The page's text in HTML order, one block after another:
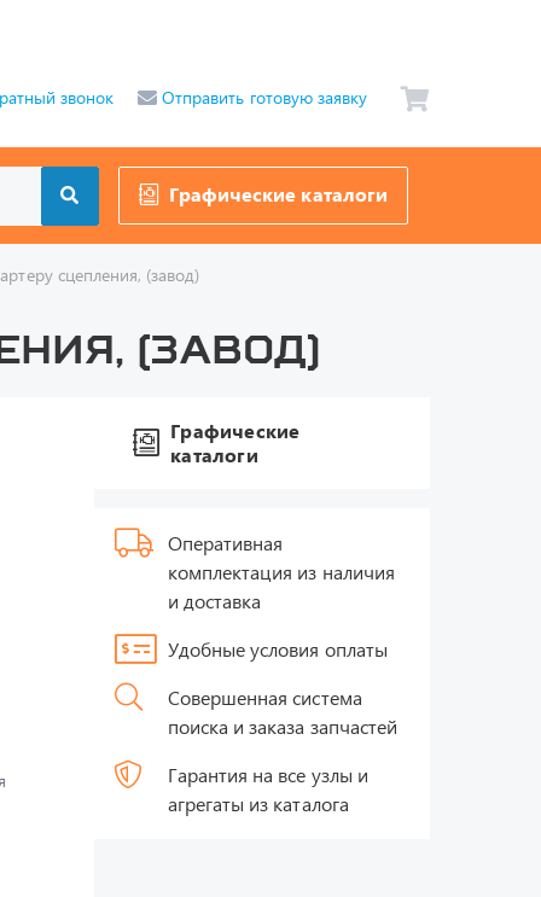
звонок Отправить готовую заявку
Графические каталоги
сцепления, (завод)
(завод)
Графические
каталоги
Оперативная
комплектация из наличия
и доставка
Удобные условия оплаты
Совершенная система
поиска и заказа запчастей
Гарантия на все узлы и
агрегаты из каталога